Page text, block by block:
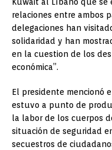
Kuwait al Líbano que se
relaciones entre ambos
delegaciones han
solidaridad y han
en la cuestion de los
económica”.
El presidente mencionó
estuvo a punto de
la labor de los cuerpos
situación de seguridad
secuestros de